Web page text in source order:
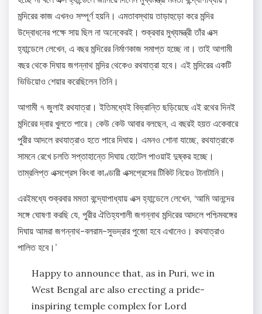
মন্দিরের কাজ এখনও সম্পূর্ণ হয়নি। এমতাবস্থায় তাড়াহুড়ো করে মন্দির
উদ্বোধনের পক্ষে সায় ছিল না অনেকেরই। শুক্রবার মুখ্যমন্ত্রী তাঁর এক্স
হ্যান্ডেলে লেখেন, এ বছর মন্দিরের নির্মাণকাজ সমাপ্ত হচ্ছে না। তাই আগামী
বছর থেকে দিঘায় জগন্নাথ মন্দির থেকেও রথযাত্রা হবে। এই মন্দিরের একটি
ভিডিয়োও শেয়ার করেছিলেন তিনি।
আগামী ৭ জুলাই রথযাত্রা। ইতিমধ্যেই বিভ্রান্তি ছড়িয়েছে এই রথের দিনই
মন্দিরের দ্বার খুলতে পারে। কেউ কেউ আবার বলছেন, এ বছরই হয়ত একেবারে
পুরীর আদলে রথযাত্রাও হতে পারে দিঘায়। এমনও শোনা যাচ্ছে, রথযাত্রাকে
সামনে রেখে চলতি সপ্তাহান্তে দিঘায় হোটেল পাওয়াই দুষ্কর হচ্ছে।
তাম্রলিপ্ত এক্সপ্রেস কিংবা কাণ্ডারী এক্সপ্রেসের টিকিট নিয়েও টানাটানি।
এরইমধ্যে শুক্রবার মমতা বন্দ্যোপাধ্যায় এক্স হ্যান্ডেলে লেখেন, ‘আমি আনন্দের
সঙ্গে ঘোষণা করছি যে, পুরীর ঐতিহ্যশালী জগন্নাথ মন্দিরের আদলে পশ্চিমবঙ্গের
দিঘায় আমরা জগন্নাথ-বলরাম-সুভদ্রার পুজো হবে এখানেও। রথযাত্রাও
পালিত হবে।’
Happy to announce that, as in Puri, we in
West Bengal are also erecting a pride-
inspiring temple complex for Lord